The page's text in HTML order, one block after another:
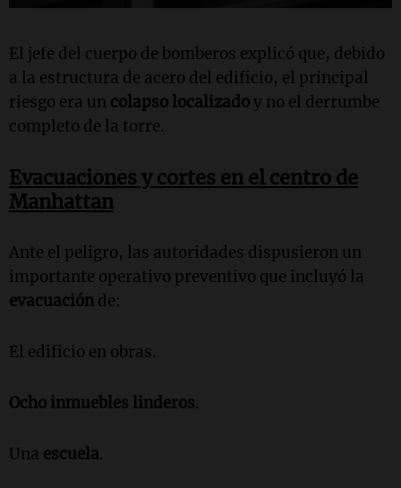
El jefe del cuerpo de bomberos explicó que, debido
a la estructura de acero del edificio, el principal
riesgo era un colapso localizadoy no el derrumbe
completo de la torre.
Evacuaciones y cortes en el centro de
Manhattan
Ante el peligro, las autoridades dispusieron un
importante operativo preventivo que incluyó la
evacuación de:
El edificio en obras.
Ocho inmuebles linderos.
Una escuela.